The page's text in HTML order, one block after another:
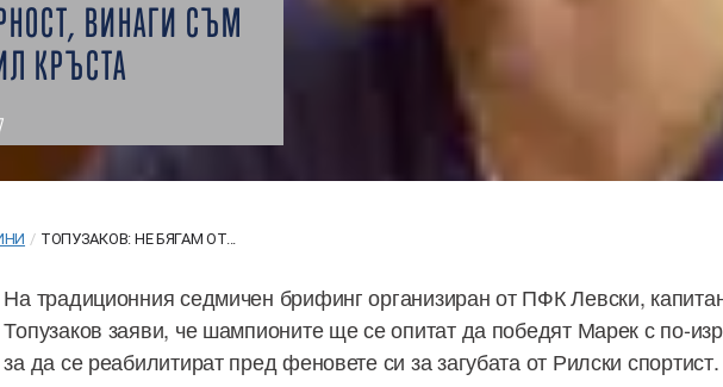
ВИНАГИ СЪМ
КРЪСТА
/ ТОПУЗАКОВ: НЕ БЯГАМ ОТ...
На традиционния седмичен брифинг организиран от ПФК Левски,
Топузаков заяви, че шампионите ще се опитат да победят Марек с по-
за да се реабилитират пред феновете си за загубата от Рилски спортист.